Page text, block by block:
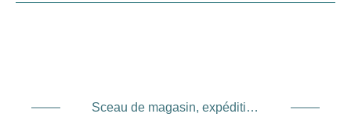
Sceau de magasin, expédition et expédition. Prestataire de services de paiement